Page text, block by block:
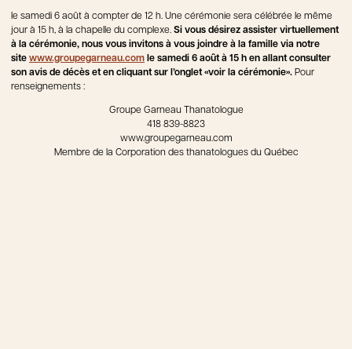
le samedi 6 août à compter de 12 h. Une cérémonie sera célébrée le même
jour à 15 h, à la chapelle du complexe. Si vous désirez assister virtuellement
à la cérémonie, nous vous invitons à vous joindre à la famille via notre
site www.groupegarneau.com le samedi 6 août à 15 h en allant consulter
son avis de décès et en cliquant sur l’onglet «voir la cérémonie». Pour
renseignements :
Groupe Garneau Thanatologue
418 839-8823
www.groupegarneau.com
Membre de la Corporation des thanatologues du Québec